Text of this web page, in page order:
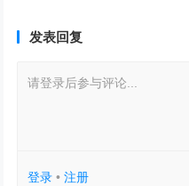
发表回复
请登录后参与评论...
登录 •注册